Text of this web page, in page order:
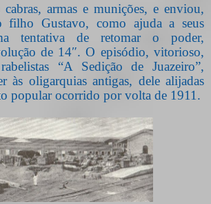
armas e munições, e enviou,
filho Gustavo, como ajuda a seus
tentativa de retomar o poder,
de 14″. O episódio, vitorioso,
“A Sedição de Juazeiro”,
às oligarquias antigas, dele alijadas
popular ocorrido por volta de 1911.